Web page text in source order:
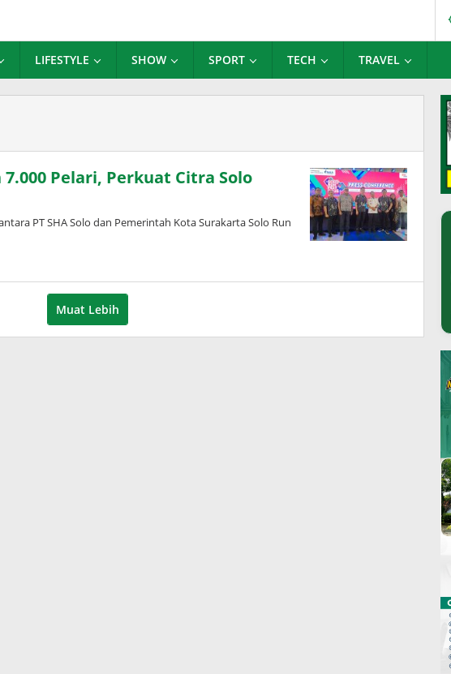
LIFESTYLE SHOW SPORT TECH TRAVEL
7.000 Pelari, Perkuat Citra Solo
PT SHA Solo dan Pemerintah Kota Surakarta Solo Run
Muat Lebih